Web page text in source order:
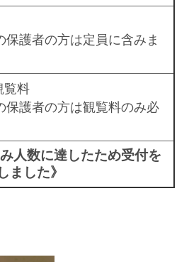
保護者の方は定員に含みま
覧料
保護者の方は観覧料のみ必
み人数に達したため受付を
ました》